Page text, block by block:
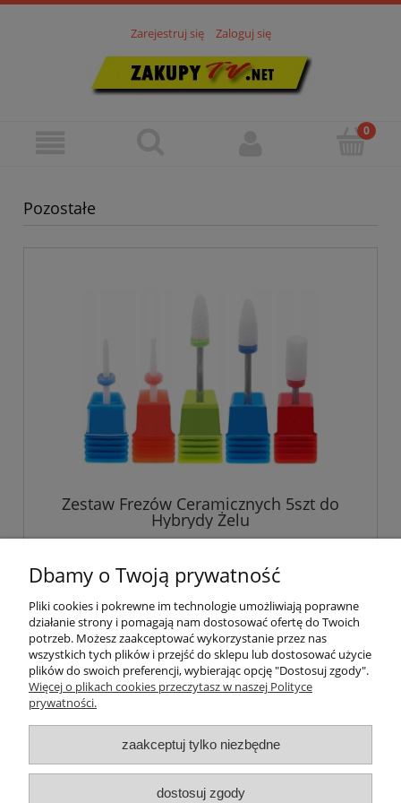
Zarejestruj się Zaloguj się
Pozostałe
Zestaw Frezów Ceramicznych 5szt do
Hybrydy Żelu
39,00 zł
powiadom o dostępności
Pomoc
Dbamy o Twoją prywatność
Pliki cookies i pokrewne im technologie umożliwiają poprawne
działanie strony i pomagają nam dostosować ofertę do Twoich
potrzeb. Możesz zaakceptować wykorzystanie przez nas
wszystkich tych plików i przejść do sklepu lub dostosować użycie
plików do swoich preferencji, wybierając opcję "Dostosuj zgody".
Więcej o plikach cookies przeczytasz w naszej Polityce
prywatności.
zaakceptuj tylko niezbędne
dostosuj zgody